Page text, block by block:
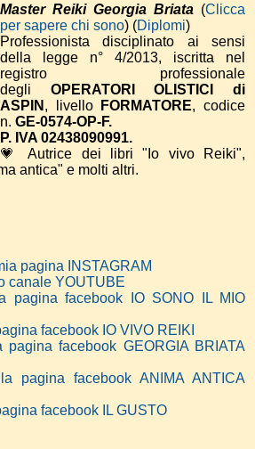
Master Reiki Georgia Briata(Clicca
per sapere chi sono) (Diplomi)
Professionista disciplinato ai sensi
della legge n° 4/2013, iscritta nel
registro professionale
degli OPERATORI OLISTICI di
ASPIN , livello FORMATORE, codice
n. GE-0574-OP-F.
P. IVA 02438090991.
💗 Autrice dei libri "Io vivo Reiki",
antica" e molti altri.
pagina INSTAGRAM
canale YOUTUBE
pagina facebook IO SONO IL MIO
facebook IO VIVO REIKI
facebook GEORGIA BRIATA
pagina facebook ANIMA ANTICA
facebook IL GUSTO